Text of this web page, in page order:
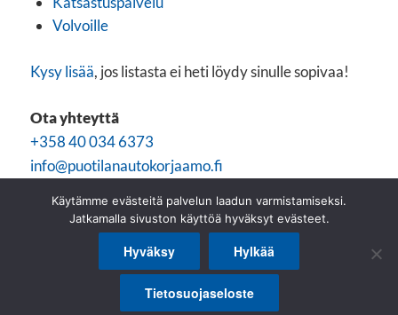
Volvoille
Kysy lisää, jos listasta ei heti löydy sinulle sopivaa!
Ota yhteyttä
+358 40 034 6373
info@puotilanautokorjaamo.fi
© 2026 Puotilan autokorjaamo
0400346373
Käytämme evästeitä palvelun laadun varmistamiseksi.
Jatkamalla sivuston käyttöä hyväksyt evästeet.
Hyväksy Hylkää
Tietosuojaseloste